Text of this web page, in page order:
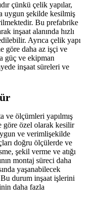
çünkü çelik yapılar,
uygun şekilde kesilmiş
Bu prefabrike
inşaat alanında hızlı
Ayrıca çelik yapı
göre daha az işçi ve
güç ve ekipman
inşaat süreleri ve
ve ölçümleri yapılmış
göre özel olarak kesilir
ve verimlişekilde
doğru ölçülerde ve
şekil verme ve atığı
montaj süreci daha
yaşanabilecek
durum inşaat işlerini
daha fazla